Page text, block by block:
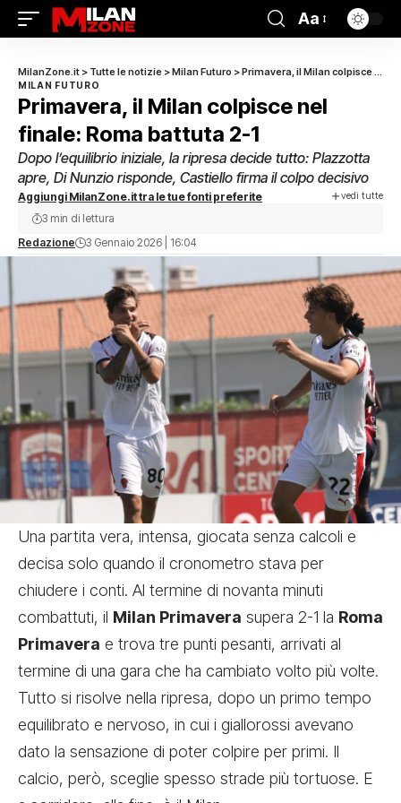
Aa
MilanZone.it > Tutte le notizie >Milan Futuro >Primavera, il Milan colpisce nel finale: Roma battuta 2-1
MILAN FUTURO
Primavera, il Milan colpisce nel
finale: Roma battuta 2-1
Dopo l’equilibrio iniziale, la ripresa decide tutto: Plazzotta
apre, Di Nunzio risponde, Castiello firma il colpo decisivo
Aggiungi MilanZone.it tra le tue fonti preferite vedi tutte
Redazione 3 Gennaio 2026 | 16:04
3 min di lettura
Una partita vera, intensa, giocata senza calcoli e
decisa solo quando il cronometro stava per
chiudere i conti. Al termine di novanta minuti
combattuti, il Milan Primavera supera 2-1 la Roma
Primavera e trova tre punti pesanti, arrivati al
termine di una gara che ha cambiato volto più volte.
Tutto si risolve nella ripresa, dopo un primo tempo
equilibrato e nervoso, in cui i giallorossi avevano
dato la sensazione di poter colpire per primi. Il
calcio, però, sceglie spesso strade più tortuose. E